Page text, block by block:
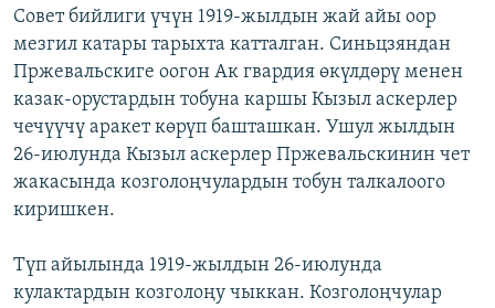
Совет бийлиги үчүн 1919-жылдын жай айы оор
мезгил катары тарыхта катталган. Синьцзяндан
Пржевальскиге оогон Ак гвардия өкүлдөрү менен
казак-орустардын тобуна каршы Кызыл аскерлер
чечүүчү аракет көрүп башташкан. Ушул жылдын
26-июлунда Кызыл аскерлер Пржевальскинин чет
жакасында козголоңчулардын тобун талкалоого
киришкен.
Түп айылында 1919-жылдын 26-июлунда
кулактардын козголоңу чыккан. Козголоңчулар